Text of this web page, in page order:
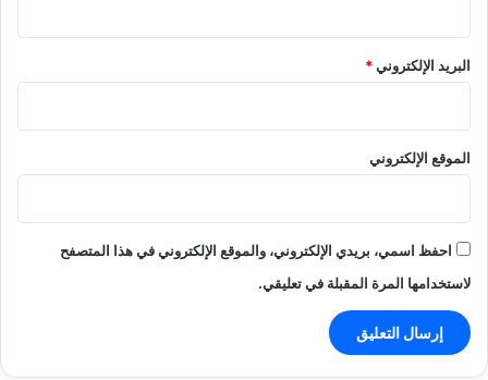
البريد الإلكتروني*
الموقع الإلكتروني
احفظ اسمي، بريدي الإلكتروني، والموقع الإلكتروني في هذا المتصفح
لاستخدامها المرة المقبلة في تعليقي.